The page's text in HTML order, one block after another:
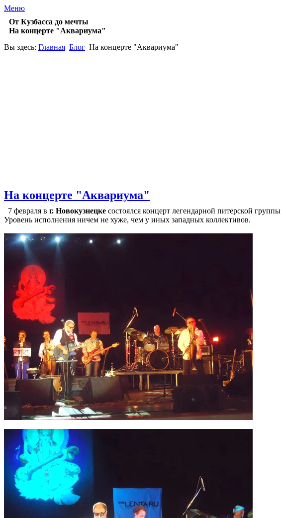
Меню
От Кузбасса до мечты
На концерте "Аквариума"
Вы здесь: Главная Блог На концерте "Аквариума"
На концерте "Аквариума"
7 февраля в г. Новокузнецке состоялся концерт легендарной питерской группы
Уровень исполнения ничем не хуже, чем у иных западных коллективов.